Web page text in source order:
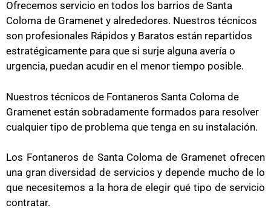
Ofrecemos servicio en todos los barrios de Santa
Coloma de Gramenet y alrededores. Nuestros técnicos
son profesionales Rápidos y Baratos están repartidos
estratégicamente para que si surje alguna avería o
urgencia, puedan acudir en el menor tiempo posible.
Nuestros técnicos de Fontaneros Santa Coloma de
Gramenet están sobradamente formados para resolver
cualquier tipo de problema que tenga en su instalación.
Los Fontaneros de Santa Coloma de Gramenet ofrecen
una gran diversidad de servicios y depende mucho de lo
que necesitemos a la hora de elegir qué tipo de servicio
contratar.